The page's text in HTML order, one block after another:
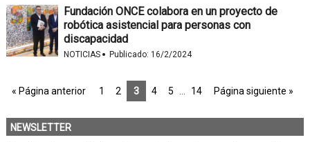
Fundación ONCE colabora en un proyecto de
robótica asistencial para personas con
discapacidad
NOTICIAS · Publicado: 16/2/2024
« Página anterior 1 2 3 4 5 14 Página siguiente »
NEWSLETTER